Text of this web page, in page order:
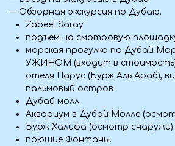
10 ДЕНЬ (02.03.26)
— Трансфер в Алчевск, Луганск (Стаханов, Брянка -
бесплатный подвоз).
— Прибытие домой ~после обеда
— Завтрак в отеле.
— Освобождение номеров
— Групповой трансфер отель - Аэропорт Дубая
— Перелёт Дубай - Минводы
Что взять с собой